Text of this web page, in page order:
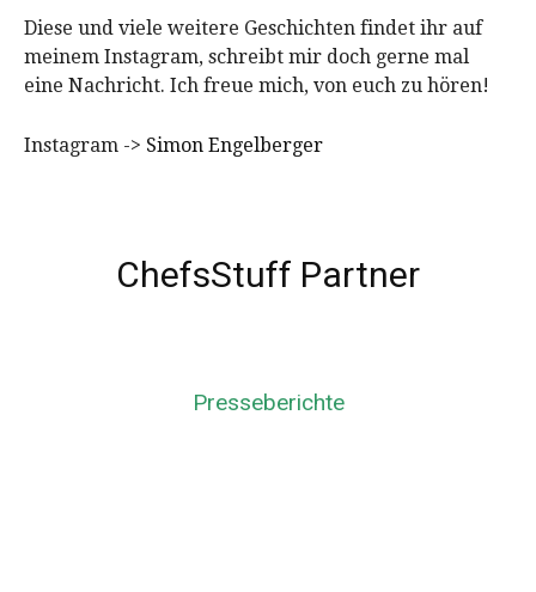
Diese und viele weitere Geschichten findet ihr auf
meinem Instagram, schreibt mir doch gerne mal
eine Nachricht. Ich freue mich, von euch zu hören!
Instagram -> Simon Engelberger
ChefsStuff Partner
Presseberichte